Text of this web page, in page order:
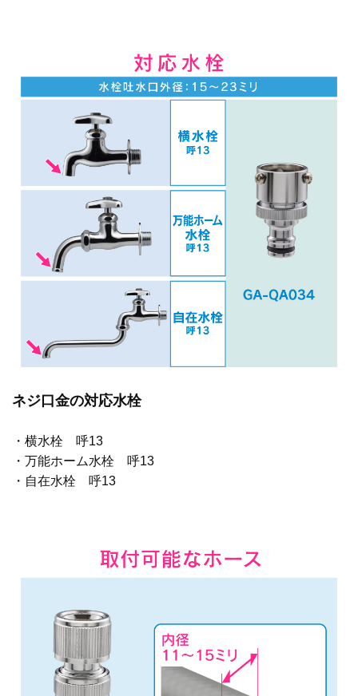
ネジ口金の対応水栓
・横水栓 呼13
・万能ホーム水栓 呼13
・自在水栓 呼13